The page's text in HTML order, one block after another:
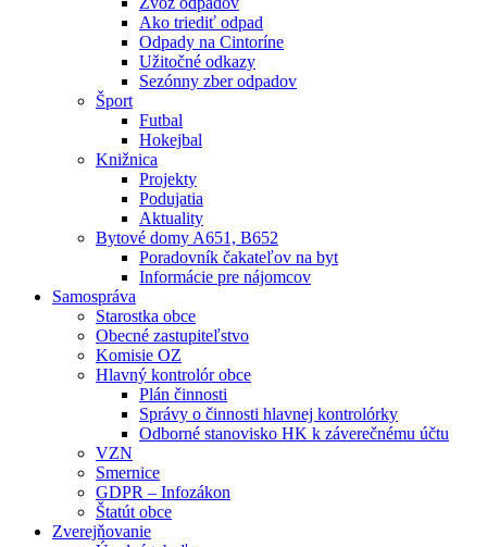
Ako triediť odpad
Odpady na Cintoríne
Užitočné odkazy
Sezónny zber odpadov
Šport
Futbal
Hokejbal
Knižnica
Projekty
Podujatia
Aktuality
Bytové domy A651, B652
Poradovník čakateľov na byt
Informácie pre nájomcov
Samospráva
Starostka obce
Obecné zastupiteľstvo
Komisie OZ
Hlavný kontrolór obce
Plán činnosti
Správy o činnosti hlavnej kontrolórky
Odborné stanovisko HK k záverečnému účtu
VZN
Smernice
GDPR – Infozákon
Štatút obce
Zverejňovanie